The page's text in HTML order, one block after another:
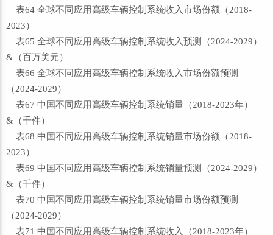
表64 全球不同应用高级车辆控制系统收入市场份额（2018-
2023）
表65 全球不同应用高级车辆控制系统收入预测（2024-2029）
&（百万美元）
表66 全球不同应用高级车辆控制系统收入市场份额预测
（2024-2029）
表67 中国不同应用高级车辆控制系统销量（2018-2023年）
&（千件）
表68 中国不同应用高级车辆控制系统销量市场份额（2018-
2023）
表69 中国不同应用高级车辆控制系统销量预测（2024-2029）
&（千件）
表70 中国不同应用高级车辆控制系统销量市场份额预测
（2024-2029）
表71 中国不同应用高级车辆控制系统收入（2018-2023年）